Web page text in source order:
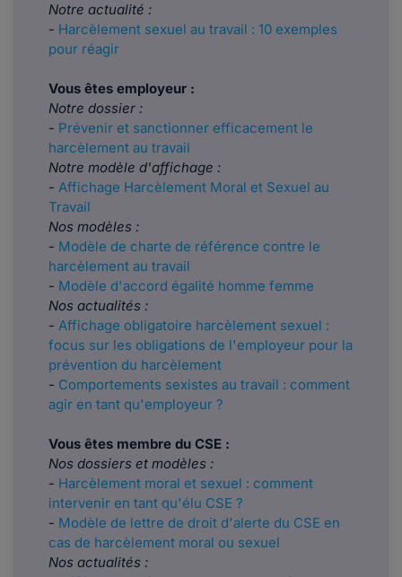
Notre actualité :
- Harcèlement sexuel au travail : 10 exemples
pour réagir
Vous êtes employeur :
Notre dossier :
- Prévenir et sanctionner efficacement le
harcèlement au travail
Notre modèle d'affichage :
- Affichage Harcèlement Moral et Sexuel au
Travail
Nos modèles :
- Modèle de charte de référence contre le
harcèlement au travail
- Modèle d'accord égalité homme femme
Nos actualités :
- Affichage obligatoire harcèlement sexuel :
focus sur les obligations de l'employeur pour la
prévention du harcèlement
- Comportements sexistes au travail : comment
agir en tant qu'employeur ?
Vous êtes membre du CSE :
Nos dossiers et modèles :
- Harcèlement moral et sexuel : comment
intervenir en tant qu'élu CSE ?
- Modèle de lettre de droit d'alerte du CSE en
cas de harcèlement moral ou sexuel
Nos actualités :